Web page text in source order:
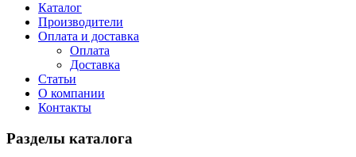
Каталог
Производители
Оплата и доставка
Оплата
Доставка
Статьи
О компании
Контакты
Разделы каталога